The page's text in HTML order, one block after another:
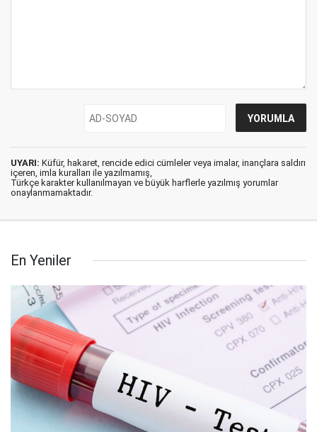
UYARI: Küfür, hakaret, rencide edici cümleler veya imalar, inançlara saldırı
içeren, imla kuralları ile yazılmamış,
Türkçe karakter kullanılmayan ve büyük harflerle yazılmış yorumlar
onaylanmamaktadır.
En Yeniler